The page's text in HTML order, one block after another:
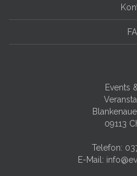
Events
09113
Telefon:
E-Mail: